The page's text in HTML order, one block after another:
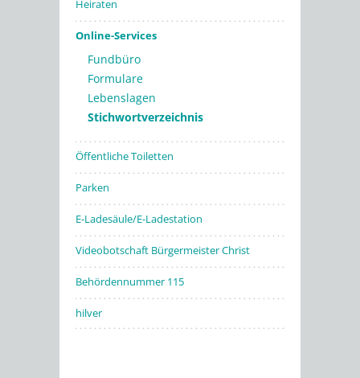
Heiraten
Online-Services
Fundbüro
Formulare
Lebenslagen
Stichwortverzeichnis
Öffentliche Toiletten
Parken
E-Ladesäule/E-Ladestation
Videobotschaft Bürgermeister Christ
Behördennummer 115
hilver